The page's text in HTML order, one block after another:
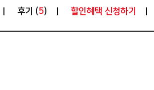
후기 (5) 할인혜택 신청하기